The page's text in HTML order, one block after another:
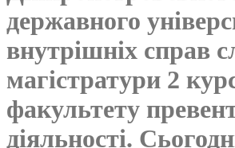
державного
внутрішніх справ
магістратури 2
факультету
діяльності.